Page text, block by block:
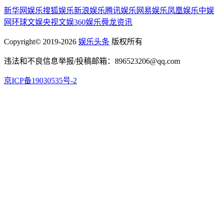
新华网娱乐搜狐娱乐新浪娱乐腾讯娱乐 网易娱乐凤凰娱乐中娱
网环球文娱央视文娱360娱乐舜龙资讯
Copyright© 2019-2026 娱乐头条 版权所有
违法和不良信息举报/投稿邮箱：896523206@qq.com
京ICP备19030535号-2